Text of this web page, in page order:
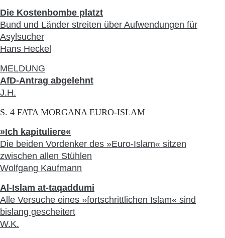
Die Kostenbombe platzt
Bund und Länder streiten über Aufwendungen für
Asylsucher
Hans Heckel
MELDUNG
AfD-Antrag abgelehnt
J.H.
S. 4 FATA MORGANA EURO-ISLAM
»Ich kapituliere«
Die beiden Vordenker des »Euro-Islam« sitzen
zwischen allen Stühlen
Wolfgang Kaufmann
Al-Islam at-taqaddumi
Alle Versuche eines »fortschrittlichen Islam« sind
bislang gescheitert
W.K.